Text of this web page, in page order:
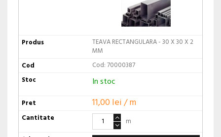
TEAVA RECTANGULARA - 30 X 30 X 2
MM
Cod: 70000387
In stoc
11,00 lei / m
m